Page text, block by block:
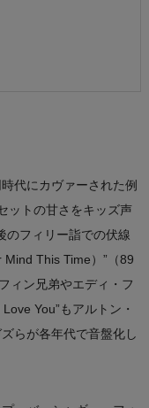
代にカヴァーされた例
ットの甘さをキッズ声
のフィリー詣での伏線
This Time）”（89
ィン兄弟やエディ・フ
You”もアルトン・
らが各年代で音盤化し